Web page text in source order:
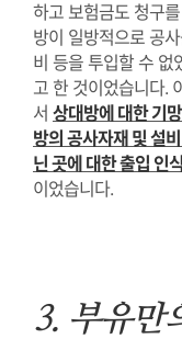
하고 보험금도 청구
방이 일방적으로 공
비 등을 투입할 수 없
고 한 것이었습니다.
서 상대방에 대한 기
방의 공사자재 및 설
닌 곳에 대한 출입 인
이었습니다.
3. 부유만